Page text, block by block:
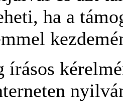
ha a
írásos